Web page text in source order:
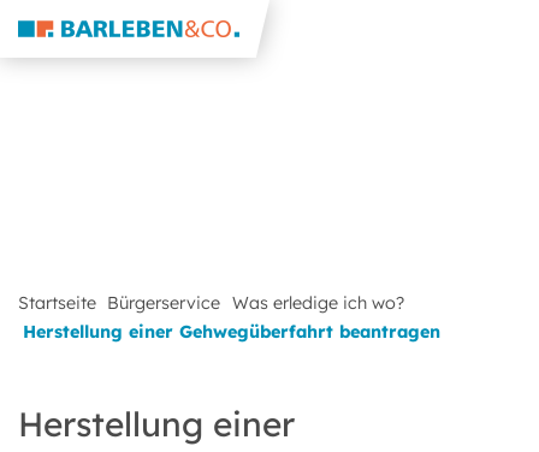
Startseite Bürgerservice Was erledige ich wo?
Herstellung einer Gehwegüberfahrt beantragen
Herstellung einer